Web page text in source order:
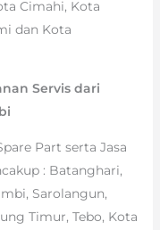
Cimahi, Kota
dan Kota
Servis dari
Part serta Jasa
: Batanghari,
Sarolangun,
Timur, Tebo, Kota